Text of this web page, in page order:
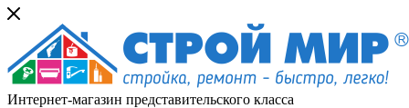
Интернет-магазин представительского класса